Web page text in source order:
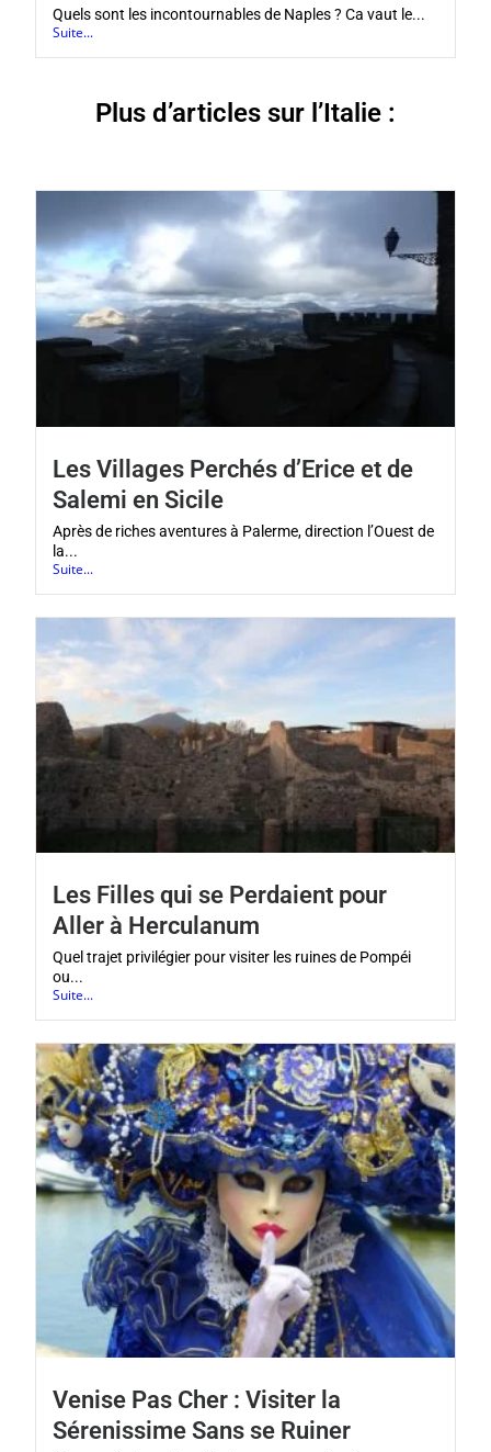
Quels sont les incontournables de Naples ? Ca vaut le...
Suite...
Plus d’articles sur l’Italie :
Les Villages Perchés d’Erice et de
Salemi en Sicile
Après de riches aventures à Palerme, direction l’Ouest de
la...
Suite...
Les Filles qui se Perdaient pour
Aller à Herculanum
Quel trajet privilégier pour visiter les ruines de Pompéi
ou...
Suite...
Venise Pas Cher : Visiter la
Sérenissime Sans se Ruiner